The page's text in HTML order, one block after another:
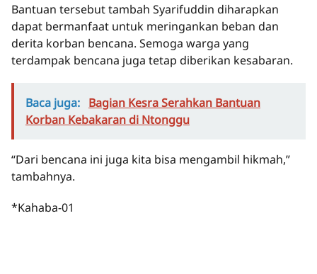
Bantuan tersebut tambah Syarifuddin diharapkan
dapat bermanfaat untuk meringankan beban dan
derita korban bencana. Semoga warga yang
terdampak bencana juga tetap diberikan kesabaran.
Baca juga: Bagian Kesra Serahkan Bantuan
Korban Kebakaran di Ntonggu
“Dari bencana ini juga kita bisa mengambil hikmah,”
tambahnya.
*Kahaba-01